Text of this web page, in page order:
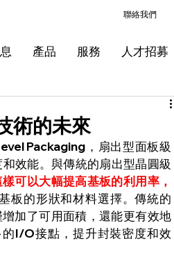
聯絡我們
產品 服務 人才招募
術的未來
Packaging，扇出型面板級
效能。與傳統的扇出型晶圓級
可以大幅提高基板的利用率，
板的形狀和材料選擇。傳統的
加了可用面積，還能更有效地
I/O接點，提升封裝密度和效